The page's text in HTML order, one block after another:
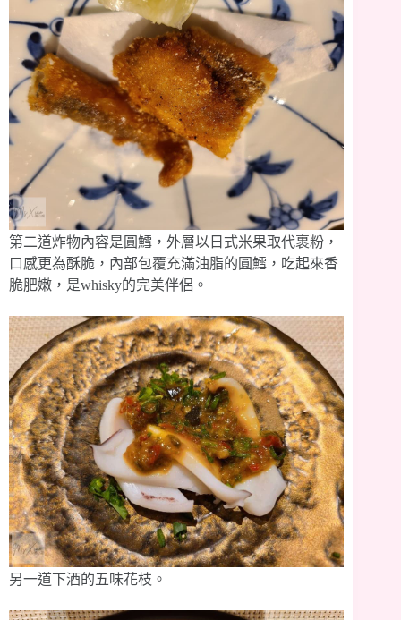
第二道炸物內容是圓鱈，外層以日式米果取代裹粉，
口感更為酥脆，內部包覆充滿油脂的圓鱈，吃起來香
脆肥嫩，是whisky的完美伴侶。
另一道下酒的五味花枝。